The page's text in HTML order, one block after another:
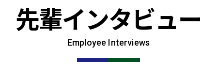
先輩インタビュー
Employee Interviews